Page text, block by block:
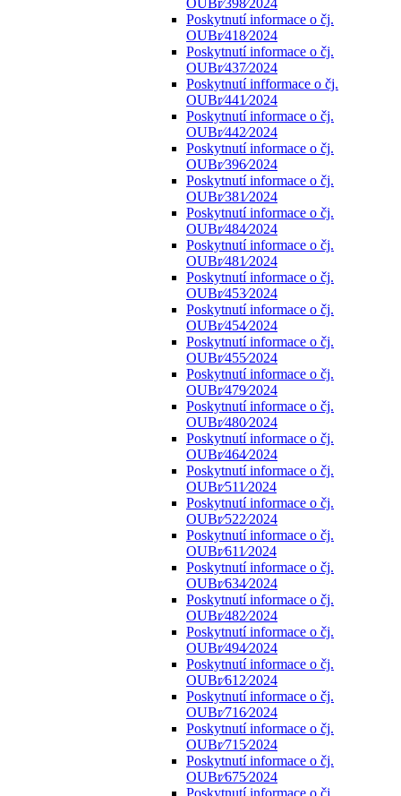
OUBr⁄398⁄2024
Poskytnutí informace o čj.
OUBr⁄418⁄2024
Poskytnutí informace o čj.
OUBr⁄437⁄2024
Poskytnutí infformace o čj.
OUBr⁄441⁄2024
Poskytnutí informace o čj.
OUBr⁄442⁄2024
Poskytnutí informace o čj.
OUBr⁄396⁄2024
Poskytnutí informace o čj.
OUBr⁄381⁄2024
Poskytnutí informace o čj.
OUBr⁄484⁄2024
Poskytnutí informace o čj.
OUBr⁄481⁄2024
Poskytnutí informace o čj.
OUBr⁄453⁄2024
Poskytnutí informace o čj.
OUBr⁄454⁄2024
Poskytnutí informace o čj.
OUBr⁄455⁄2024
Poskytnutí informace o čj.
OUBr⁄479⁄2024
Poskytnutí informace o čj.
OUBr⁄480⁄2024
Poskytnutí informace o čj.
OUBr⁄464⁄2024
Poskytnutí informace o čj.
OUBr⁄511⁄2024
Poskytnutí informace o čj.
OUBr⁄522⁄2024
Poskytnutí informace o čj.
OUBr⁄611⁄2024
Poskytnutí informace o čj.
OUBr⁄634⁄2024
Poskytnutí informace o čj.
OUBr⁄482⁄2024
Poskytnutí informace o čj.
OUBr⁄494⁄2024
Poskytnutí informace o čj.
OUBr⁄612⁄2024
Poskytnutí informace o čj.
OUBr⁄716⁄2024
Poskytnutí informace o čj.
OUBr⁄715⁄2024
Poskytnutí informace o čj.
OUBr⁄675⁄2024
Poskytnutí informace o čj.